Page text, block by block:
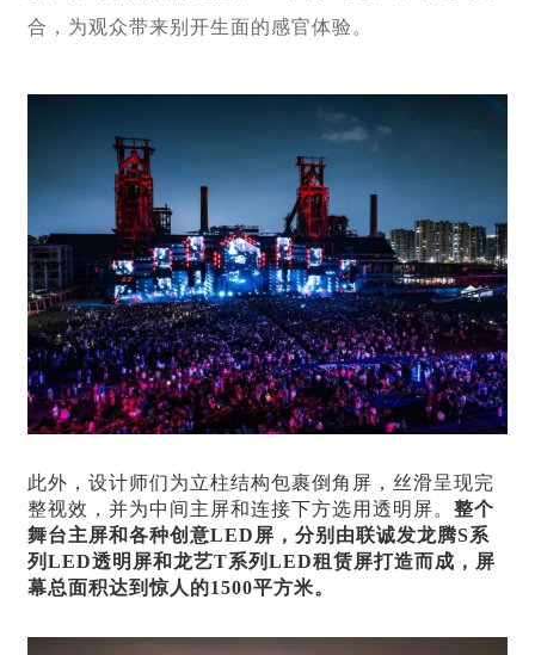
合，为观众带来别开生面的感官体验。
此外，设计师们为立柱结构包裹倒角屏，丝滑呈现完
整视效，并为中间主屏和连接下方选用透明屏。 整个
舞台主屏和各种创意LED屏 ，分别由联诚发龙腾S系
列 LED透明屏和龙艺T系列 LED租赁屏打造而成，屏
幕总面积达到惊人的1500平方米。